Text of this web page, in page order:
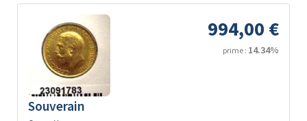
994,00 €
prime : 14.34%
Souverain